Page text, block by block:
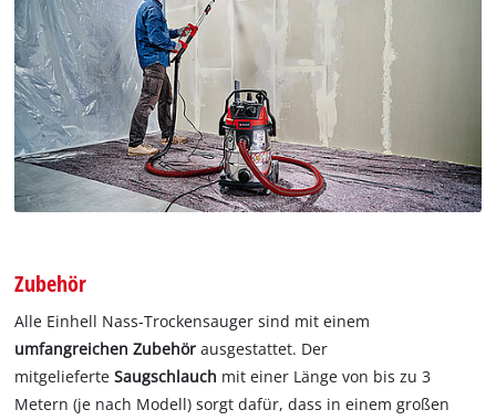
Zubehör
Alle Einhell Nass-Trockensauger sind mit einem
umfangreichen Zubehör ausgestattet. Der
mitgelieferteSaugschlauch mit einer Länge von bis zu 3
Metern (je nach Modell) sorgt dafür, dass in einem großen